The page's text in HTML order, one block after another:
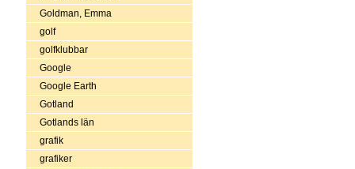
Goldman, Emma
golf
golfklubbar
Google
Google Earth
Gotland
Gotlands län
grafik
grafiker